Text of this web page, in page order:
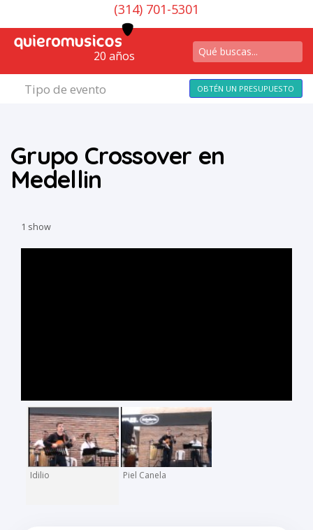
(314) 701-5301
20 años
Tipo de evento OBTÉN UN PRESUPUESTO
Grupo Crossover en
Medellin
1 show
Idilio Piel Canela